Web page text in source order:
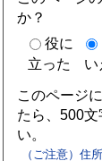
か？
役に
立った
い
このページ
たら、500文
い。
（ご注意）住